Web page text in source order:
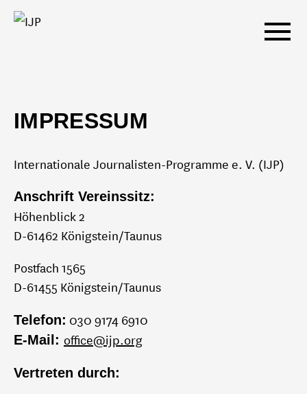
Skip
Menu
AUSTAUSCHPROGRAMME
ALLE REGIONEN
ASIEN
GROSSBRITANNIEN
LATEINAMERIKA
IMPRESSUM
Internationale Journalisten-Programme e. V. (IJP)
Anschrift Vereinssitz:
Höhenblick 2
D-61462 Königstein/Taunus
Postfach 1565
D-61455 Königstein/Taunus
Telefon: 030 9174 6910
E-Mail: office@ijp.org
Vertreten durch: